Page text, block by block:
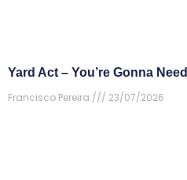
Yard Act – You’re Gonna
Francisco Pereira
23/07/2026